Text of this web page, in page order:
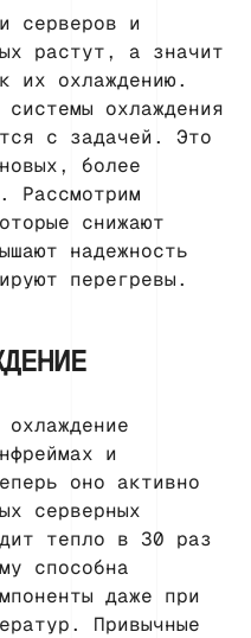
серверов и
растут, а значит
их охлаждению.
охлаждения
с задачей. Это
более
Рассмотрим
снижают
надежность
перегревы.
и
оно активно
серверных
тепло в 30 раз
способна
даже при
Привычные